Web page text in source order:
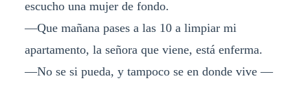
escucho una mujer de fondo.
—Que mañana pases a las 10 a limpiar mi
apartamento, la señora que viene, está enferma.
—No se si pueda, y tampoco se en donde vive —